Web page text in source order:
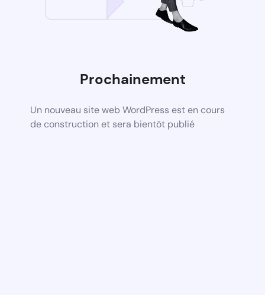
Prochainement
Un nouveau site web WordPress est en cours
de construction et sera bientôt publié